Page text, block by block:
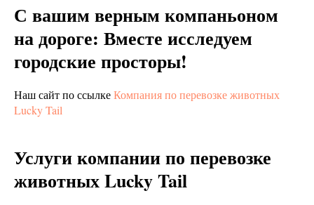
С вашим верным компаньоном
на дороге: Вместе исследуем
городские просторы!
Наш сайт по ссылкеКомпания по перевозке животных
Lucky Tail
Услуги компании по перевозке
животных Lucky Tail